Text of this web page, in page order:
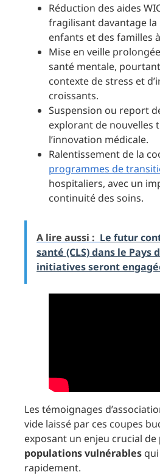
Réduction des aides
fragilisant davantage
enfants et des familles
Mise en veille
santé mentale,
contexte de stress et
croissants.
Suspension ou report
explorant de nouvelles
l’innovation médicale.
Ralentissement de la
programmes de
hospitaliers, avec un
continuité des soins.
A lire aussi : Le futur
santé (CLS) dans le Pays
initiatives seront
Les témoignages
vide laissé par ces coupes
exposant un enjeu crucial de
populations vulnérables
rapidement.